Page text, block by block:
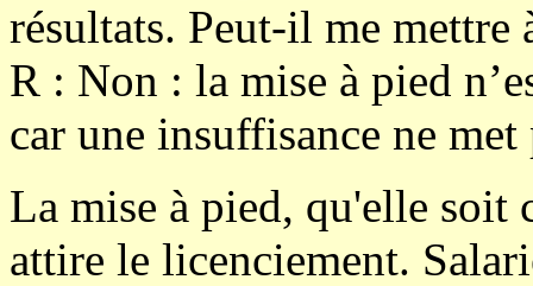
résultats. Peut-il me mettre
R : Non : la mise à pied
car une insuffisance ne met
La mise à pied, qu'elle
attire le licenciement.